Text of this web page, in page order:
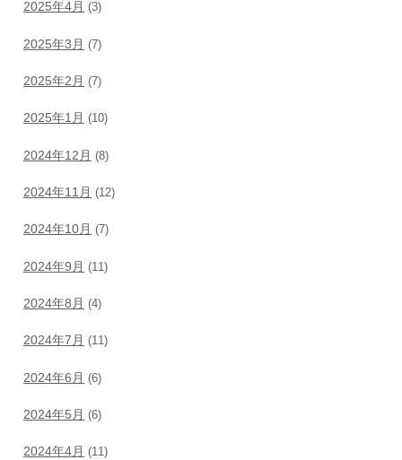
2025年4月 (3)
2025年3月 (7)
2025年2月 (7)
2025年1月 (10)
2024年12月 (8)
2024年11月 (12)
2024年10月 (7)
2024年9月 (11)
2024年8月 (4)
2024年7月 (11)
2024年6月 (6)
2024年5月 (6)
2024年4月 (11)